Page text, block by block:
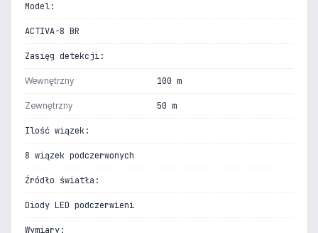
Model:
ACTIVA-8 BR
Zasięg detekcji:
Wewnętrzny 100 m
Zewnętrzny 50 m
Ilość wiązek:
8 wiązek podczerwonych
Źródło światła:
Diody LED podczerwieni
Wymiary: